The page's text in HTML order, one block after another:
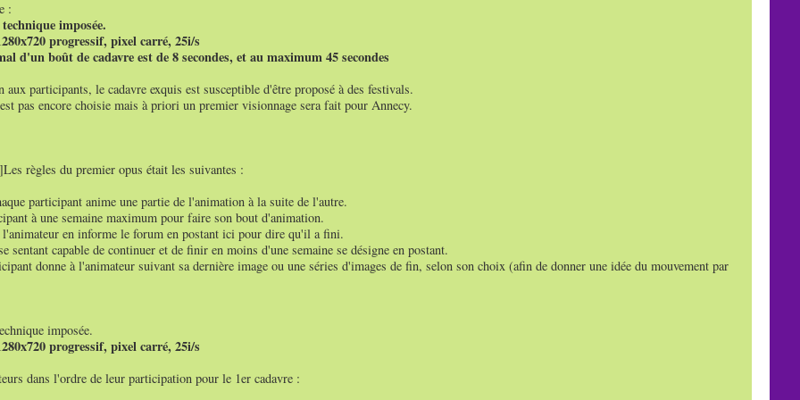
:
imposée.
progressif, pixel carré, 25i/s
d'un boût de cadavre est de 8 secondes, et au maximum 45 secondes
participants, le cadavre exquis est susceptible d'être proposé à des festivals.
pas encore choisie mais à priori un premier visionnage sera fait pour Annecy.
règles du premier opus était les suivantes :
participant anime une partie de l'animation à la suite de l'autre.
à une semaine maximum pour faire son bout d'animation.
en informe le forum en postant ici pour dire qu'il a fini.
sentant capable de continuer et de finir en moins d'une semaine se désigne en postant.
donne à l'animateur suivant sa dernière image ou une séries d'images de fin, selon son choix (afin de donner une idée du mouvement par
imposée.
progressif, pixel carré, 25i/s
dans l'ordre de leur participation pour le 1er cadavre :